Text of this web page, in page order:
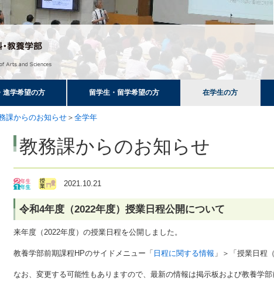
進学希望の方 留学生・留学希望の方 在学生の方
課からのお知らせ ＞ 全学年
教務課からのお知らせ
2021.10.21
令和4年度（2022年度）授業日程公開について
来年度（2022年度）の授業日程を公開しました。
教養学部前期課程HPのサイドメニュー「 日程に関する情報 」＞「授業日程
なお、変更する可能性もありますので、最新の情報は掲示板および教養学部